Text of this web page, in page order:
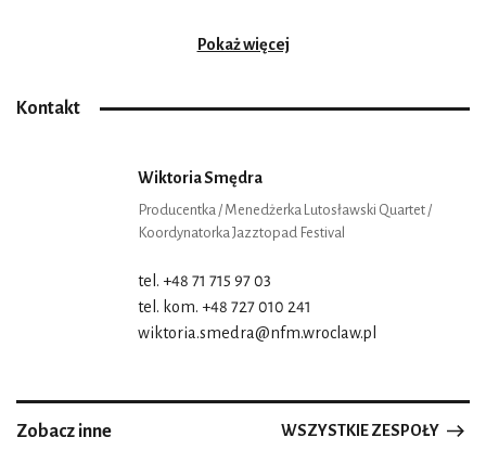
Pokaż więcej
Kontakt
Wiktoria Smędra
Producentka / Menedżerka Lutosławski Quartet /
Koordynatorka Jazztopad Festival
tel. +48 71 715 97 03
tel. kom. +48 727 010 241
wiktoria.smedra@nfm.wroclaw.pl
Zobacz inne WSZYSTKIE ZESPOŁY